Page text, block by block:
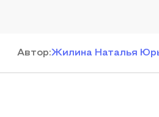
Автор:Жилина Наталья